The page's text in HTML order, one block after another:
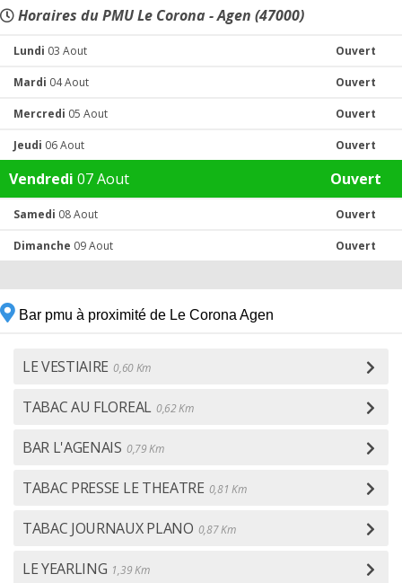
Horaires du PMU Le Corona - Agen (47000)
Lundi 03 Aout Ouvert
Mardi 04 Aout Ouvert
Mercredi 05 Aout Ouvert
Jeudi 06 Aout Ouvert
Vendredi 07 Aout Ouvert
Samedi 08 Aout Ouvert
Dimanche 09 Aout Ouvert
Bar pmu à proximité de Le Corona Agen
LE VESTIAIRE 0,60 Km
TABAC AU FLOREAL 0,62 Km
BAR L'AGENAIS 0,79 Km
TABAC PRESSE LE THEATRE 0,81 Km
TABAC JOURNAUX PLANO 0,87 Km
LE YEARLING 1,39 Km